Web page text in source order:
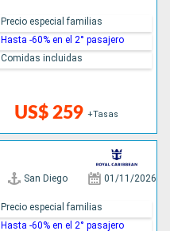
US$ 259 +Tasas
Precio especial familias
Hasta -60% en el 2° pasajero
Comidas incluidas
San Diego 01/11/2026
Precio especial familias
Hasta -60% en el 2° pasajero